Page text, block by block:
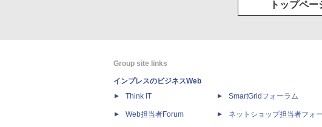
トップペ
Group site links
インプレスのビジネスWeb
Think IT
Web担当者Forum
SmartGridフォーラム
ネットショップ担当者フォ